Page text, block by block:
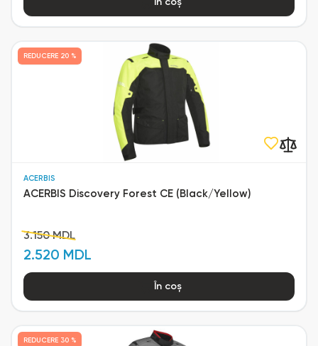
ACERBIS
ACERBIS Discovery Forest CE (Black/Yellow)
3.150 MDL
2.520 MDL
REDUCERE 20 %
În coș
REDUCERE 30 %